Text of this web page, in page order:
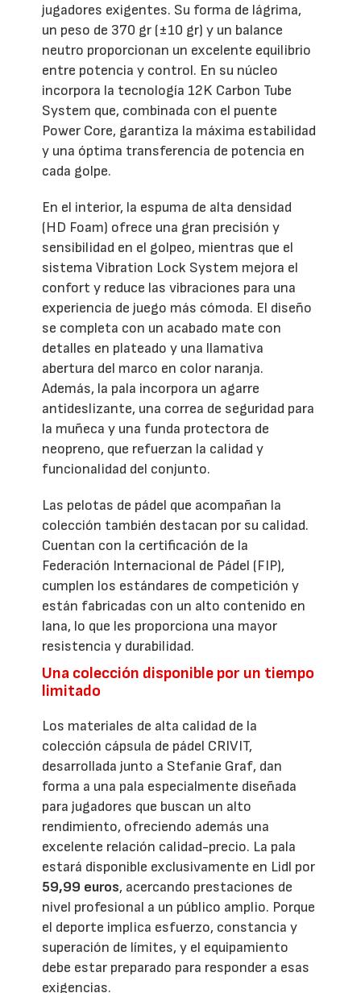
jugadores exigentes. Su forma de lágrima,
un peso de 370 gr (±10 gr) y un balance
neutro proporcionan un excelente equilibrio
entre potencia y control. En su núcleo
incorpora la tecnología 12K Carbon Tube
System que, combinada con el puente
Power Core, garantiza la máxima estabilidad
y una óptima transferencia de potencia en
cada golpe.
En el interior, la espuma de alta densidad
(HD Foam) ofrece una gran precisión y
sensibilidad en el golpeo, mientras que el
sistema Vibration Lock System mejora el
confort y reduce las vibraciones para una
experiencia de juego más cómoda. El diseño
se completa con un acabado mate con
detalles en plateado y una llamativa
abertura del marco en color naranja.
Además, la pala incorpora un agarre
antideslizante, una correa de seguridad para
la muñeca y una funda protectora de
neopreno, que refuerzan la calidad y
funcionalidad del conjunto.
Las pelotas de pádel que acompañan la
colección también destacan por su calidad.
Cuentan con la certificación de la
Federación Internacional de Pádel (FIP),
cumplen los estándares de competición y
están fabricadas con un alto contenido en
lana, lo que les proporciona una mayor
resistencia y durabilidad.
Una colección disponible por un tiempo
limitado
Los materiales de alta calidad de la
colección cápsula de pádel CRIVIT,
desarrollada junto a Stefanie Graf, dan
forma a una pala especialmente diseñada
para jugadores que buscan un alto
rendimiento, ofreciendo además una
excelente relación calidad-precio. La pala
estará disponible exclusivamente en Lidl por
59,99 euros, acercando prestaciones de
nivel profesional a un público amplio. Porque
el deporte implica esfuerzo, constancia y
superación de límites, y el equipamiento
debe estar preparado para responder a esas
exigencias.